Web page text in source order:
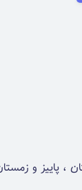
، پاییز و